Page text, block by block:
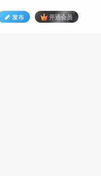
发布 开通会员